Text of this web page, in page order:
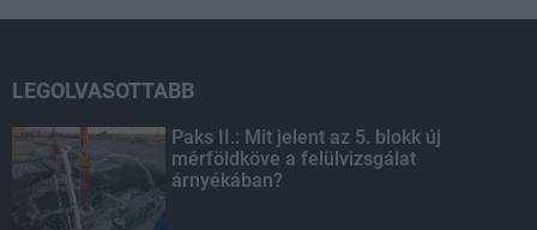
LEGOLVASOTTABB
Paks II.: Mit jelent az 5. blokk új
mérföldköve a felülvizsgálat
árnyékában?